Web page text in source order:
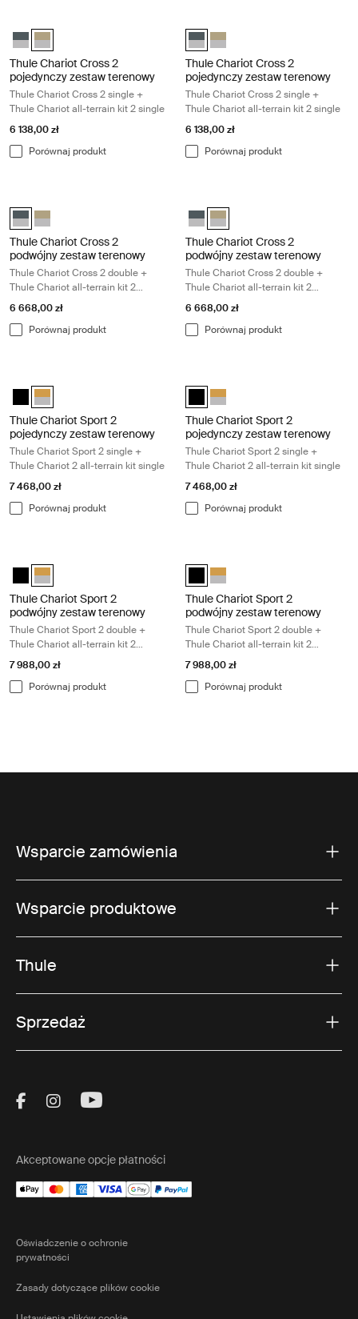
Thule Chariot Cross 2 pojedynczy zestaw terenowy Ciemnoszary
Thule Chariot Cross 2 pojedynczy zestaw terenowy Wyblakły
Thule Chariot Cross 2
pojedynczy zestaw terenowy
Thule Chariot Cross 2 single +
Thule Chariot all-terrain kit 2 single
6 138,00 zł
Porównaj produkt
Thule Chariot Cross 2
Thule Chariot Cross 2
Thule Chariot Cross 2
pojedynczy zestaw terenowy
Thule Chariot Cross 2 single +
Thule Chariot all-terrain kit 2 single
6 138,00 zł
Porównaj produkt
Thule Chariot Cross 2 podwójny zestaw terenowy Ciemnoszary
Thule Chariot Cross 2 podwójny zestaw terenowy Wyblakły khaki
Thule Chariot Cross 2
podwójny zestaw terenowy
Thule Chariot Cross 2 double +
Thule Chariot all-terrain kit 2
double
6 668,00 zł
Porównaj produkt
Thule Chariot Cross 2 podwójny
Thule Chariot Cross 2
Thule Chariot Cross 2
podwójny zestaw terenowy
Thule Chariot Cross 2 double +
Thule Chariot all-terrain kit 2
double
6 668,00 zł
Porównaj produkt
Thule Chariot Sport 2 pojedynczy zestaw terenowy Czarny
Thule Chariot Sport 2 pojedynczy zestaw terenowy Natural Gold
Thule Chariot Sport 2
pojedynczy zestaw terenowy
Thule Chariot Sport 2 single +
Thule Chariot 2 all-terrain kit single
7 468,00 zł
Porównaj produkt
Thule Chariot Sport 2
Thule Chariot Sport 2
Thule Chariot Sport 2
pojedynczy zestaw terenowy
Thule Chariot Sport 2 single +
Thule Chariot 2 all-terrain kit single
7 468,00 zł
Porównaj produkt
Thule Chariot Sport 2 podwójny zestaw terenowy Czarny
Thule Chariot Sport 2 podwójny zestaw terenowy Natural Gold
Thule Chariot Sport 2
podwójny zestaw terenowy
Thule Chariot Sport 2 double +
Thule Chariot all-terrain kit 2
double
7 988,00 zł
Porównaj produkt
Thule Chariot Sport 2 podwójny
Thule Chariot Sport 2
Thule Chariot Sport 2
podwójny zestaw terenowy
Thule Chariot Sport 2 double +
Thule Chariot all-terrain kit 2
double
7 988,00 zł
Porównaj produkt
Wsparcie zamówienia
Wsparcie produktowe
Thule
Sprzedaż
Visit Thule on Facebook (external link)
Visit Thule on Instagram (external link)
Visit Thule on Youtube (external
Akceptowane opcje płatności
Oświadczenie o ochronie
prywatności
Zasady dotyczące plików cookie